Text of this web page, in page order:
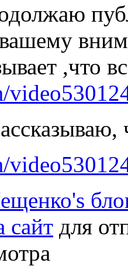
,что
сайт для